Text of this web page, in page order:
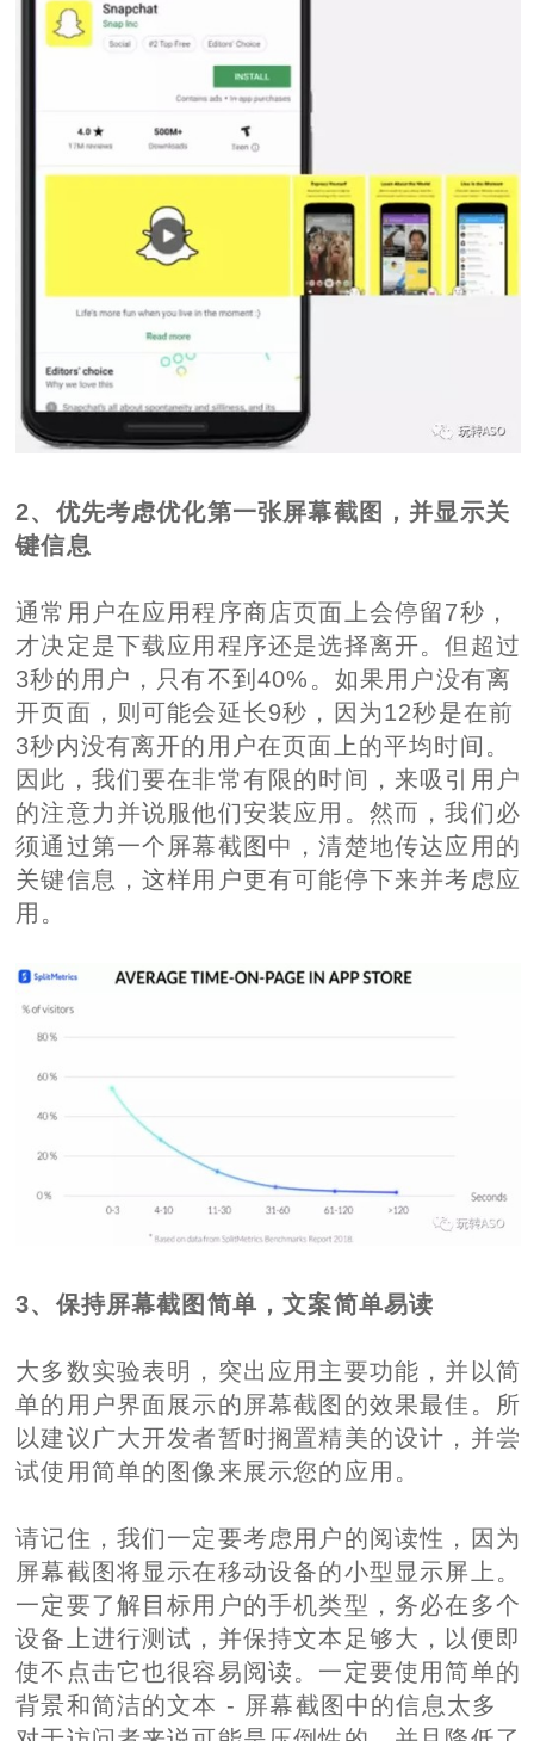
2、优先考虑优化第一张屏幕截图，并显示关
键信息
通常用户在应用程序商店页面上会停留7秒，
才决定是下载应用程序还是选择离开。但超过
3秒的用户，只有不到40%。如果用户没有离
开页面，则可能会延长9秒，因为12秒是在前
3秒内没有离开的用户在页面上的平均时间。
因此，我们要在非常有限的时间，来吸引用户
的注意力并说服他们安装应用。然而，我们必
须通过第一个屏幕截图中，清楚地传达应用的
关键信息，这样用户更有可能停下来并考虑应
用。
3、保持屏幕截图简单，文案简单易读
大多数实验表明，突出应用主要功能，并以简
单的用户界面展示的屏幕截图的效果最佳。所
以建议广大开发者暂时搁置精美的设计，并尝
试使用简单的图像来展示您的应用。
请记住，我们一定要考虑用户的阅读性，因为
屏幕截图将显示在移动设备的小型显示屏上。
一定要了解目标用户的手机类型，务必在多个
设备上进行测试，并保持文本足够大，以便即
使不点击它也很容易阅读。一定要使用简单的
背景和简洁的文本 - 屏幕截图中的信息太多